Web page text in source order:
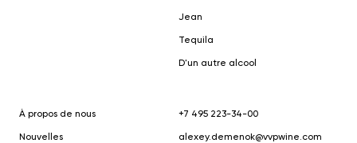
Jean
Tequila
D'un autre alcool
À propos de nous
Nouvelles
+7 495 223-34-00
alexey.demenok@vvpwine.com